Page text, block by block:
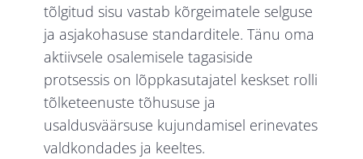
tõlgitud sisu vastab kõrgeimatele selguse
ja asjakohasuse standarditele. Tänu oma
aktiivsele osalemisele tagasiside
protsessis on lõppkasutajatel keskset rolli
tõlketeenuste tõhususe ja
usaldusväärsuse kujundamisel erinevates
valdkondades ja keeltes.